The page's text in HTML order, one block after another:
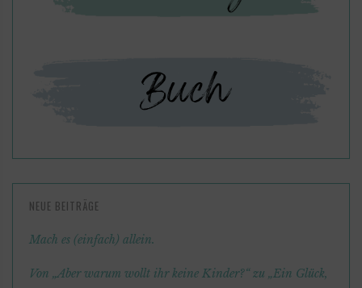
NEUE BEITRÄGE
Mach es (einfach) allein.
Von „Aber warum wollt ihr keine Kinder?“ zu „Ein Glück,